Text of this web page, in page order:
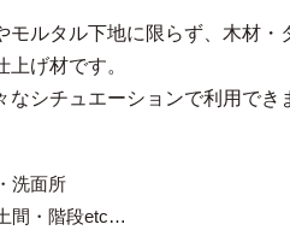
モルタル下地に限らず、木材
げ材です。
なシチュエーションで利用でき
洗面所
間・階段etc…